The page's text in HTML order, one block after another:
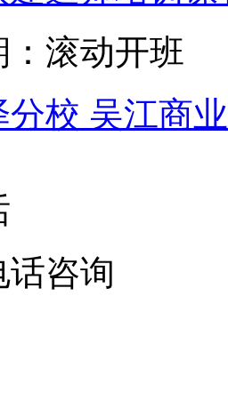
：滚动开班
分校 吴江商
咨询